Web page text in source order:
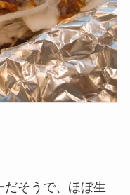
そうで、ほぼ生